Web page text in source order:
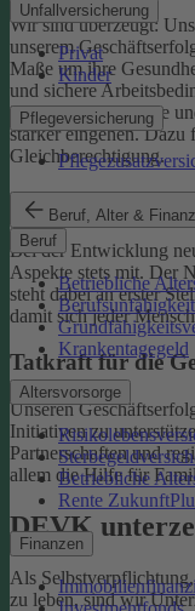
Unfallversicherung
Privat
Kinder
Pflegeversicherung
Beruf, Alter &
Beruf
Betriebliche
Krankentagegeld
Altersvorsorge
Betriebliche
Rente
Finanzen
Wir sind überzeugt:
unserem
Maße um ihre
und sichere
individuellen Talente
stärker eingehen.
Gleichberechtigung.
Begeisterte
Bei der Entwicklung
Aspekte stets mit. Der
steht dabei an erster
damit sich jeder
Tatkraft für die
Unseren
Initiativen zu
Partnerschaften und
allem die Hilfe für
DEVK
Als
zu leben, sind wir